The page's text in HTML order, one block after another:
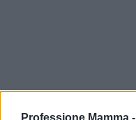
Professione Mamma -